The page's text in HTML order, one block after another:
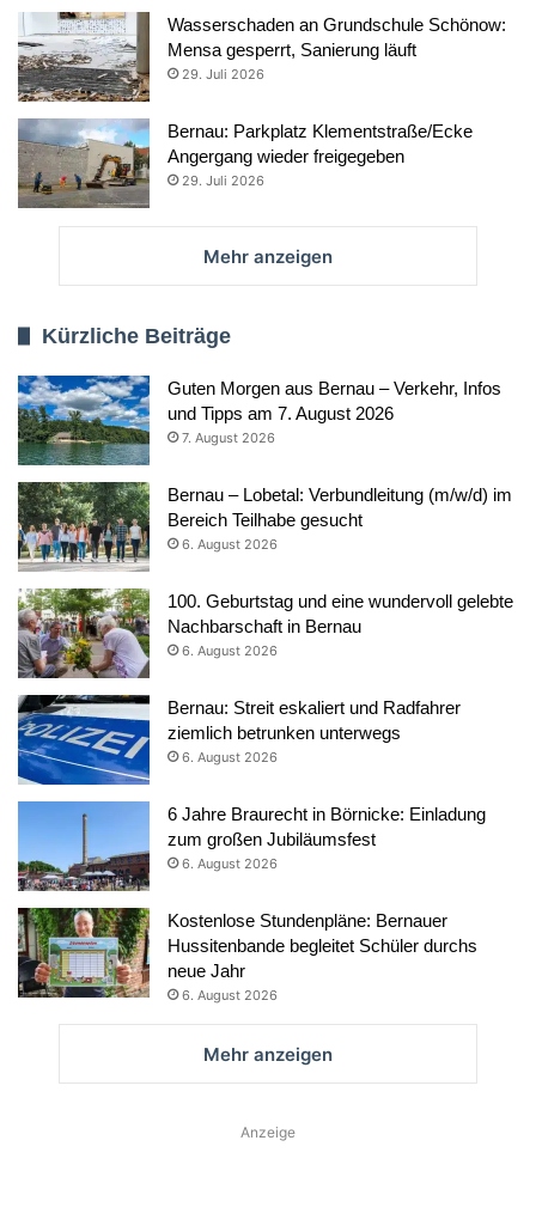
Wasserschaden an Grundschule Schönow:
Mensa gesperrt, Sanierung läuft
29. Juli 2026
Bernau: Parkplatz Klementstraße/Ecke
Angergang wieder freigegeben
29. Juli 2026
Mehr anzeigen
Kürzliche Beiträge
Guten Morgen aus Bernau – Verkehr, Infos
und Tipps am 7. August 2026
7. August 2026
Bernau – Lobetal: Verbundleitung (m/w/d) im
Bereich Teilhabe gesucht
6. August 2026
100. Geburtstag und eine wundervoll gelebte
Nachbarschaft in Bernau
6. August 2026
Bernau: Streit eskaliert und Radfahrer
ziemlich betrunken unterwegs
6. August 2026
6 Jahre Braurecht in Börnicke: Einladung
zum großen Jubiläumsfest
6. August 2026
Kostenlose Stundenpläne: Bernauer
Hussitenbande begleitet Schüler durchs
neue Jahr
6. August 2026
Mehr anzeigen
Anzeige